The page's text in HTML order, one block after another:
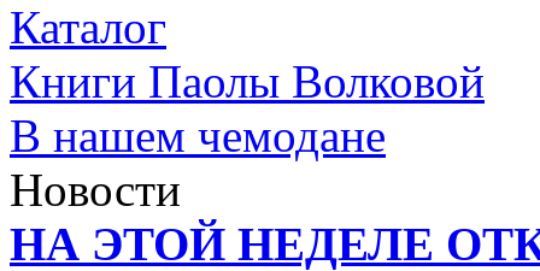
Каталог
Книги Паолы Волковой
В нашем чемодане
Новости
НА ЭТОЙ НЕДЕЛЕ